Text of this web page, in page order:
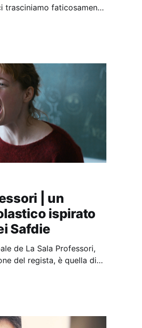
trasciniamo faticosamente
| un
ispirato
Safdie
de La Sala Professori,
del regista, è quella di
per scene chiave.